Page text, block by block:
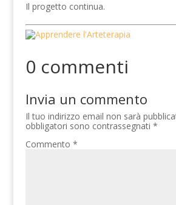
Il progetto continua.
0 commenti
Invia un commento
Il tuo indirizzo email non sarà
obbligatori sono contrassegnati*
Commento*